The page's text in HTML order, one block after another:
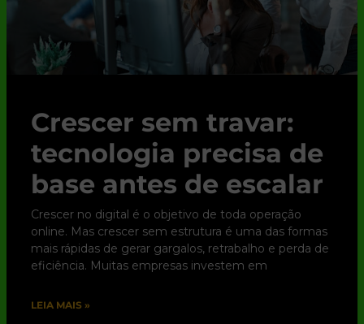
Crescer sem travar:
tecnologia precisa de
base antes de escalar
Crescer no digital é o objetivo de toda operação
online. Mas crescer sem estrutura é uma das formas
mais rápidas de gerar gargalos, retrabalho e perda de
eficiência. Muitas empresas investem em
LEIA MAIS »